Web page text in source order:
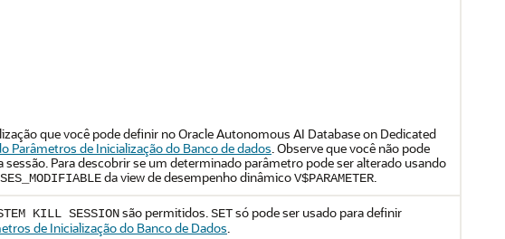
que você pode definir no Oracle Autonomous AI Database on Dedicated
Parâmetros de Inicialização do Banco de dados. Observe que você não pode
Para descobrir se um determinado parâmetro pode ser alterado usando
da view de desempenho dinâmicoV$PARAMETER.
KILL SESSIONsão permitidos.SETsó pode ser usado para definir
de Inicialização do Banco de Dados.